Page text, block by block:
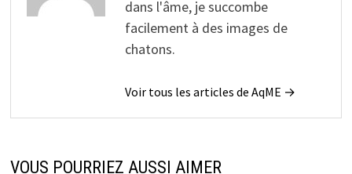
dans l'âme, je succombe
facilement à des images de
chatons.
Voir tous les articles de AqME →
VOUS POURRIEZ AUSSI AIMER